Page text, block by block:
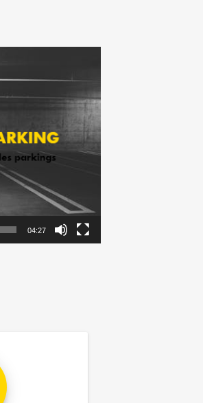
04:27